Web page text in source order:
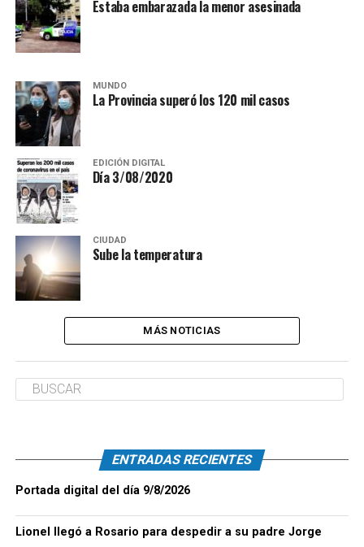
Estaba embarazada la menor asesinada
MUNDO
La Provincia superó los 120 mil casos
EDICIÓN DIGITAL
Día 3/08/2020
CIUDAD
Sube la temperatura
MÁS NOTICIAS
ENTRADAS RECIENTES
Portada digital del día 9/8/2026
Lionel llegó a Rosario para despedir a su padre Jorge